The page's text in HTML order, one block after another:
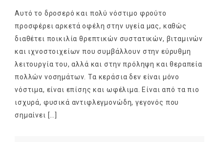
Αυτό το δροσερό και πολύ νόστιμο φρούτο
προσφέρει αρκετά οφέλη στην υγεία μας, καθώς
διαθέτει ποικιλία θρεπτικών συστατικών, βιταμινών
και ιχνοστοιχείων που συμβάλλουν στην εύρυθμη
λειτουργία του, αλλά και στην πρόληψη και θεραπεία
πολλών νοσημάτων. Τα κεράσια δεν είναι μόνο
νόστιμα, είναι επίσης και ωφέλιμα. Είναι από τα πιο
ισχυρά, φυσικά αντιφλεγμονώδη, γεγονός που
σημαίνει […]